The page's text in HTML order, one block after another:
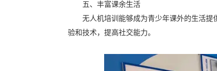
五、丰富课余生活
无人机培训能够成为青少年课外的生活提
验和技术，提高社交能力。